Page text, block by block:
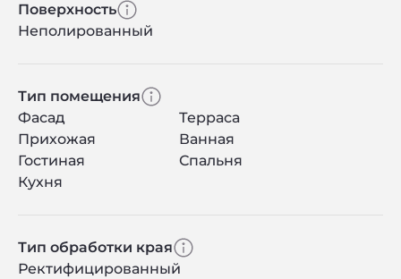
Поверхность
Неполированный
Тип помещения
Фасад
Терраса
Прихожая
Ванная
Гостиная
Спальня
Кухня
Тип обработки края
Ректифицированный